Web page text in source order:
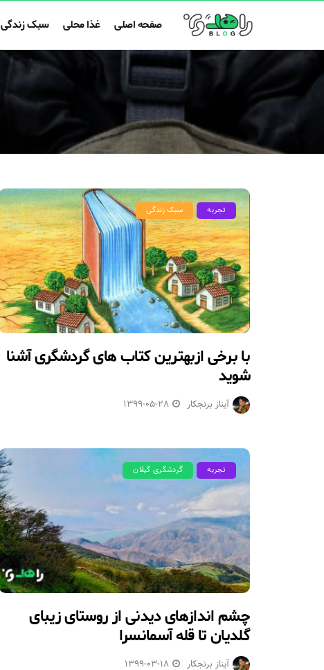
صفحه اصلی غذا محلی سبک زندگی
تجربه سبک زندگی
با برخی ازبهترین کتاب های گردشگری آشنا
شوید
آیناز برنجکار 1399-05-28
تجربه گردشگری گیلان
چشم اندازهای دیدنی از روستای زیبای
گلدیان تا قله آسمانسرا
آیناز برنجکار 1399-03-18